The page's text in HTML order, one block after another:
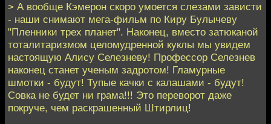
> А вообще Кэмерон скоро умоется слезами зависти
- наши снимают мега-фильм по Киру Булычеву
"Пленники трех планет". Наконец, вместо затюканой
тоталитаризмом целомудренной куклы мы увидем
настоящую Алису Селезневу! Профессор Селезнев
наконец станет ученым задротом! Гламурные
шмотки - будут! Тупые качки с калашами - будут!
Совка не будет ни грама!!! Это переворот даже
покруче, чем раскрашенный Штирлиц!